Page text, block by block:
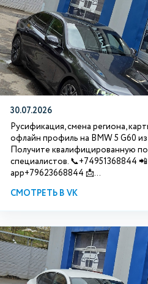
30.07.2026
Русификация, смена региона,
офлайн профиль на BMW 5 G60
Получите квалифицированную
специалистов. 📞+74951368844
app+79623668844 📩...
СМОТРЕТЬ В VK